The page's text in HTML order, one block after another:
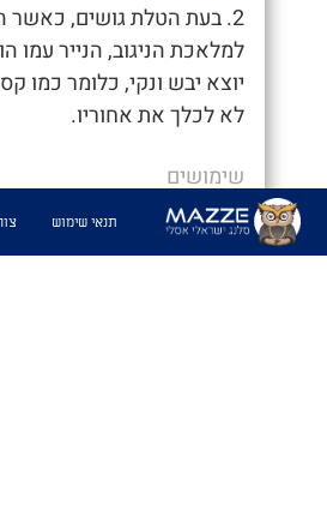
2. בעת הטלת גושים, כאשר
למלאכת הניגוב, הנייר עמו
יוצא יבש ונקי, כלומר כמו
לא לכלך את אחוריו.
שימושים
- "איך סיימת ככה מהר, חשבתי
תנאי שימוש